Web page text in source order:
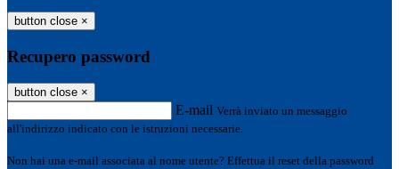
button close ×
Recupero password
button close ×
E-mail Verrà inviato un messaggio
all'indirizzo indicato con le istruzioni necessarie.
Non hai una e-mail associata al nome utente? Effettua il reset della password